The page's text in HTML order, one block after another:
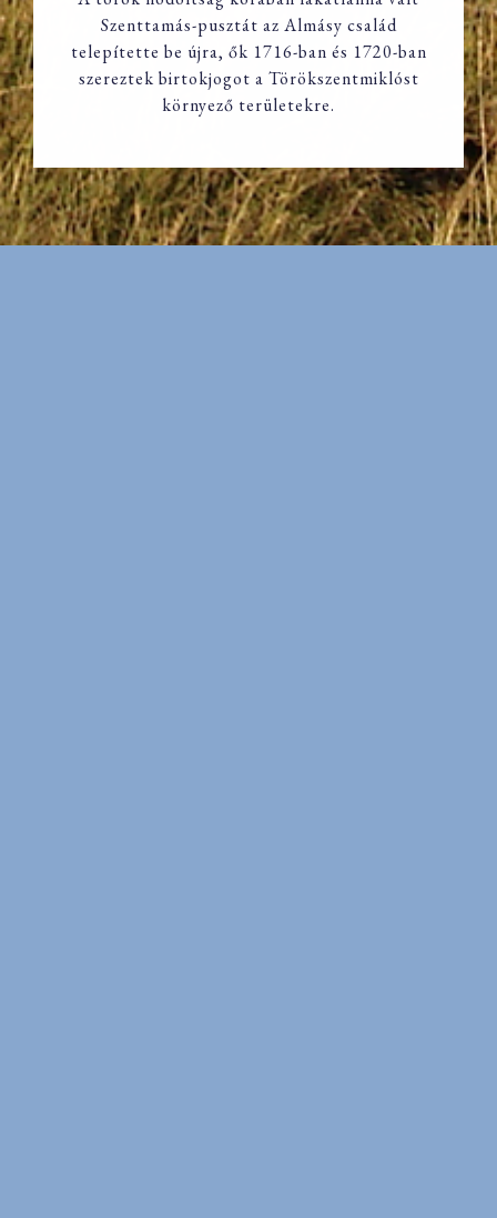
Kastély
Szenttamás-pusztát az Almásy család
telepítette be újra, ők 1716-ban és 1720-ban
szereztek birtokjogot a Törökszentmiklóst
környező területekre.